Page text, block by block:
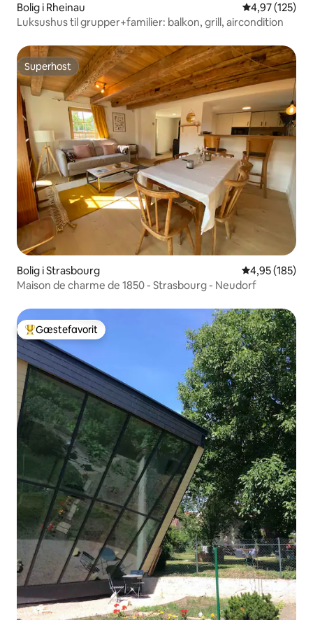
Bolig i Rheinau 4,97 ud af 5 i
4,97 (125)
Luksushus til grupper+familier: balkon, grill, aircondition
Superhost
Superhost
Bolig i Strasbourg 4,95 ud af 5 i
4,95 (185)
Maison de charme de 1850 - Strasbourg - Neudorf
Bedste gæstefavorit
Gæstefavorit